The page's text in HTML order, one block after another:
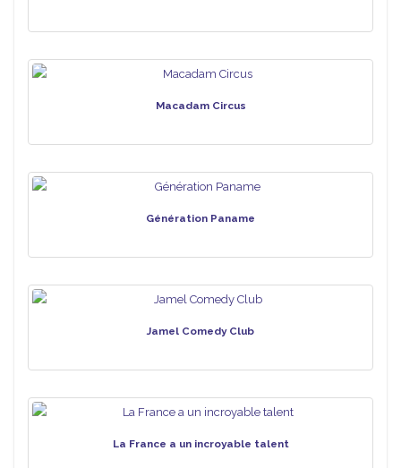
Macadam Circus
Génération Paname
Jamel Comedy Club
La France a un incroyable talent